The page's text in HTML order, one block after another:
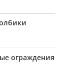
ограждения